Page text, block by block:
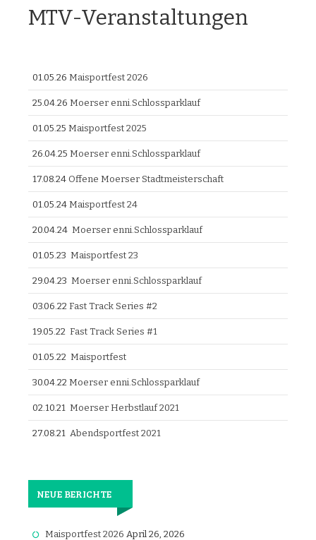
MTV-Veranstaltungen
01.05.26 Maisportfest 2026
25.04.26 Moerser enni.Schlossparklauf
01.05.25 Maisportfest 2025
26.04.25 Moerser enni.Schlossparklauf
17.08.24 Offene Moerser Stadtmeisterschaft
01.05.24 Maisportfest 24
20.04.24 Moerser enni.Schlossparklauf
01.05.23 Maisportfest 23
29.04.23 Moerser enni.Schlossparklauf
03.06.22 Fast Track Series #2
19.05.22 Fast Track Series #1
01.05.22 Maisportfest
30.04.22 Moerser enni.Schlossparklauf
02.10.21 Moerser Herbstlauf 2021
27.08.21 Abendsportfest 2021
NEUE BERICHTE
Maisportfest 2026 April 26, 2026